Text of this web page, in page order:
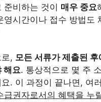
준비하는 것이 매우 중요
영시간이나 접수 방법도
, 모든 서류가 제출된
해요. 통상적으로 몇 주
. 이 과정이 끝나면, 여
급권자로서의 혜택을 누